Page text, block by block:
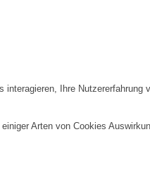
Ihre Nutzererfahrung
Arten von Cookies